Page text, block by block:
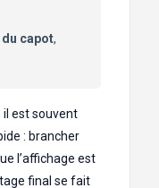
du capot,
est souvent
: brancher
l’affichage est
final se fait